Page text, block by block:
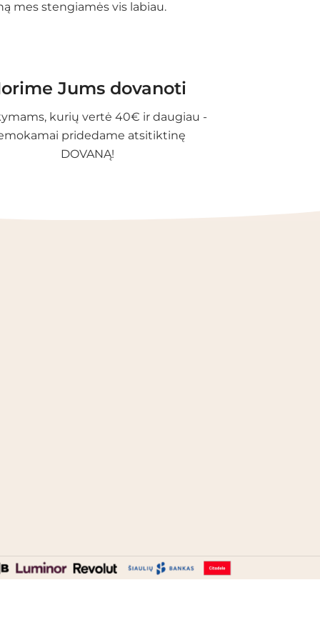
mes stengiamės vis labiau.
Jums dovanoti
kurių vertė 40€ ir daugiau -
pridedame atsitiktinę
DOVANĄ!